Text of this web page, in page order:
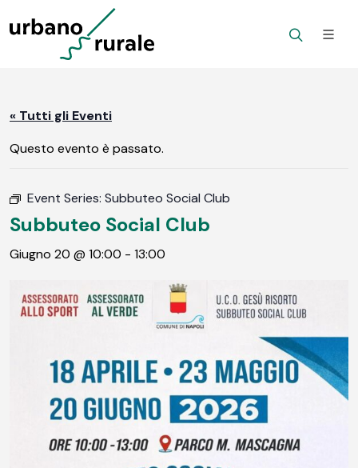
« Tutti gli Eventi
Questo evento è passato.
Event Series: Subbuteo Social Club
Subbuteo Social Club
Giugno 20 @ 10:00 - 13:00